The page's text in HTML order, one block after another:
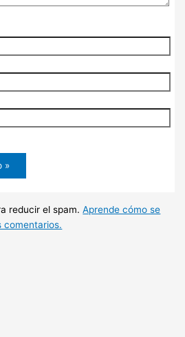
reducir el spam.Aprende cómo se
comentarios.